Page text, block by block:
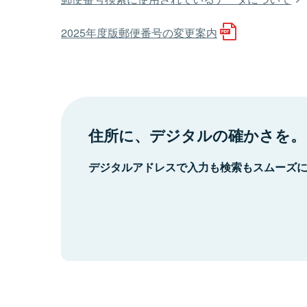
2025年度版郵便番号の変更案内
住所に、デジタルの確かさを。
デジタルアドレスで入力も検索もスムーズ